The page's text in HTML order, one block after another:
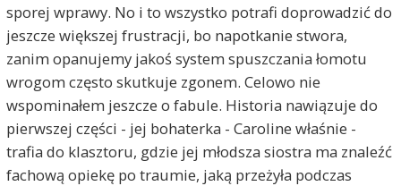
sporej wprawy. No i to wszystko potrafi doprowadzić do
jeszcze większej frustracji, bo napotkanie stwora,
zanim opanujemy jakoś system spuszczania łomotu
wrogom często skutkuje zgonem. Celowo nie
wspominałem jeszcze o fabule. Historia nawiązuje do
pierwszej części - jej bohaterka - Caroline właśnie -
trafia do klasztoru, gdzie jej młodsza siostra ma znaleźć
fachową opiekę po traumie, jaką przeżyła podczas